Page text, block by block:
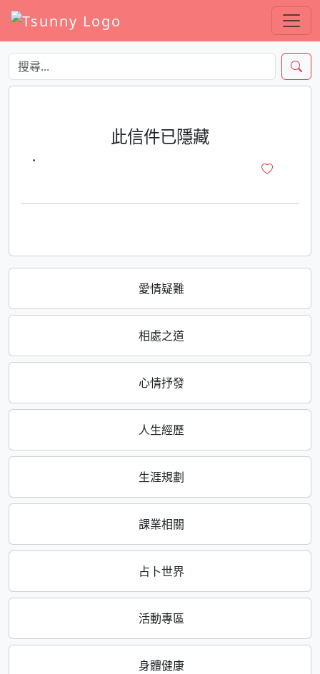
愛情疑難
相處之道
心情抒發
人生經歷
生涯規劃
課業相關
占卜世界
活動專區
身體健康
此信件已隱藏
·